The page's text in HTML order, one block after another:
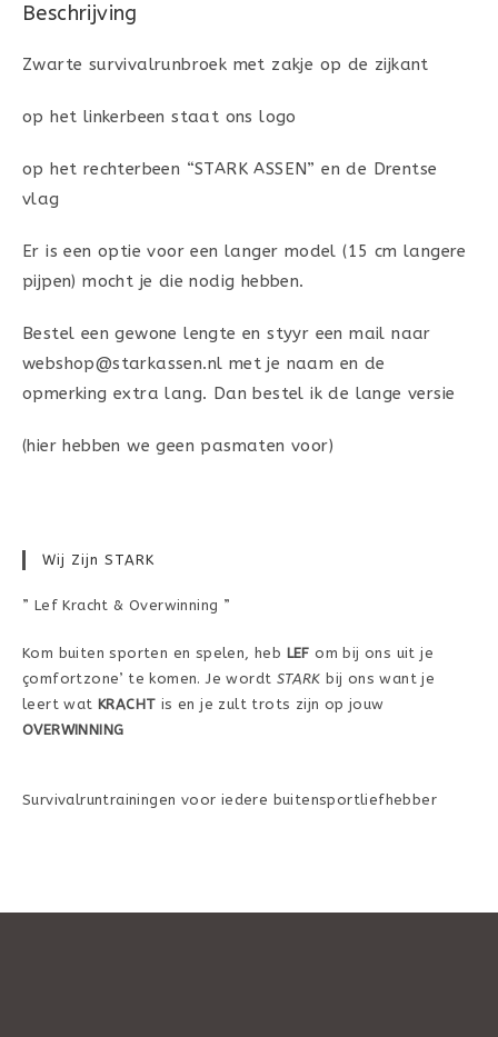
Beschrijving
Zwarte survivalrunbroek met zakje op de zijkant
op het linkerbeen staat ons logo
op het rechterbeen “STARK ASSEN” en de Drentse
vlag
Er is een optie voor een langer model (15 cm langere
pijpen) mocht je die nodig hebben.
Bestel een gewone lengte en styyr een mail naar
webshop@starkassen.nl met je naam en de
opmerking extra lang. Dan bestel ik de lange versie
(hier hebben we geen pasmaten voor)
Wij Zijn STARK
” Lef Kracht & Overwinning ”
Kom buiten sporten en spelen, heb LEF om bij ons uit je
çomfortzone’ te komen. Je wordt STARK bij ons want je
leert wat KRACHT is en je zult trots zijn op jouw
OVERWINNING
Survivalruntrainingen voor iedere buitensportliefhebber